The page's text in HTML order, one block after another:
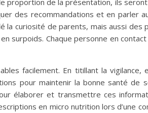
proportion de la présentation, ils seront
des recommandations et en parler
la curiosité de parents, mais aussi des
surpoids. Chaque personne en
facilement. En titillant la vigilance,
pour maintenir la bonne santé de
élaborer et transmettre ces
en micro nutrition lors d’une